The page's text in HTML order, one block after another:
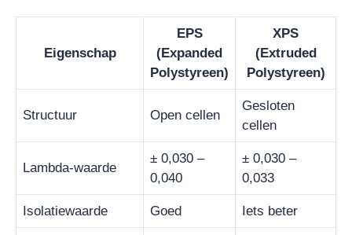
Eigenschap
EPS
(Expanded
Polystyreen)
XPS
(Extruded
Polystyreen)
Structuur Open cellen
Gesloten
cellen
Lambda-waarde
± 0,030 –
0,040
± 0,030 –
0,033
Isolatiewaarde Goed Iets beter